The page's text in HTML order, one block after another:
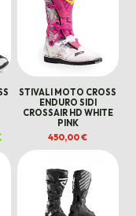
attuale
è:
150,00 €.
STIVALI MOTO CROSS
ENDURO SIDI
CROSSAIR HD WHITE
PINK
450,00€